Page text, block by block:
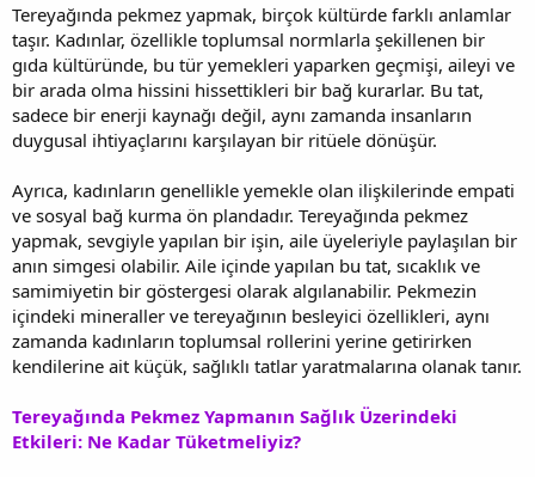
Tereyağında pekmez yapmak, birçok kültürde farklı anlamlar
taşır. Kadınlar, özellikle toplumsal normlarla şekillenen bir
gıda kültüründe, bu tür yemekleri yaparken geçmişi, aileyi ve
bir arada olma hissini hissettikleri bir bağ kurarlar. Bu tat,
sadece bir enerji kaynağı değil, aynı zamanda insanların
duygusal ihtiyaçlarını karşılayan bir ritüele dönüşür.
Ayrıca, kadınların genellikle yemekle olan ilişkilerinde empati
ve sosyal bağ kurma ön plandadır. Tereyağında pekmez
yapmak, sevgiyle yapılan bir işin, aile üyeleriyle paylaşılan bir
anın simgesi olabilir. Aile içinde yapılan bu tat, sıcaklık ve
samimiyetin bir göstergesi olarak algılanabilir. Pekmezin
içindeki mineraller ve tereyağının besleyici özellikleri, aynı
zamanda kadınların toplumsal rollerini yerine getirirken
kendilerine ait küçük, sağlıklı tatlar yaratmalarına olanak tanır.
Tereyağında Pekmez Yapmanın Sağlık Üzerindeki
Etkileri: Ne Kadar Tüketmeliyiz?